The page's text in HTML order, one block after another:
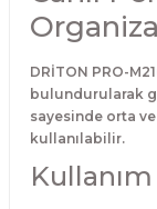
DRİTON PRO-
bulundurularak
sayesinde orta
kullanılabilir.